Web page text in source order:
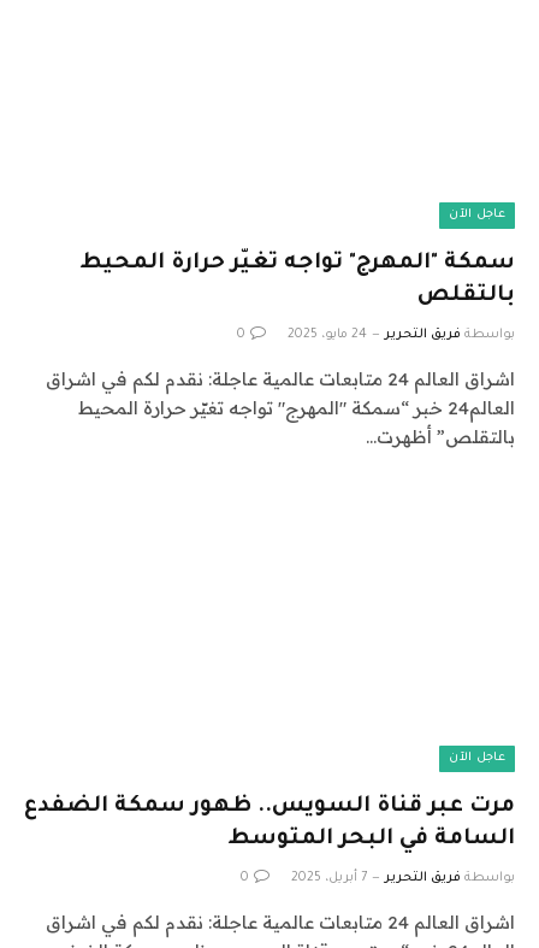
عاجل الآن
سمكة "المهرج" تواجه تغيّر حرارة المحيط
بالتقلص
بواسطة فريق التحرير 24 مايو، 2025 0
اشراق العالم 24 متابعات عالمية عاجلة: نقدم لكم في اشراق
العالم24 خبر “سمكة "المهرج" تواجه تغيّر حرارة المحيط
بالتقلص” أظهرت…
عاجل الآن
مرت عبر قناة السويس.. ظهور سمكة الضفدع
السامة في البحر المتوسط
بواسطة فريق التحرير 7 أبريل، 2025 0
اشراق العالم 24 متابعات عالمية عاجلة: نقدم لكم في اشراق